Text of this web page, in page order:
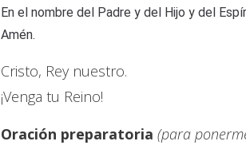
En el nombre del Padre y del Hijo y del
Amén.
Cristo, Rey nuestro.
¡Venga tu Reino!
Oración preparatoria (para